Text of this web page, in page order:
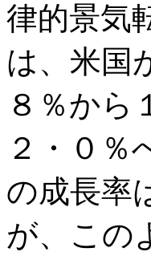
律的景気
は、米国
８％から
２・０％
の成長率
が、この